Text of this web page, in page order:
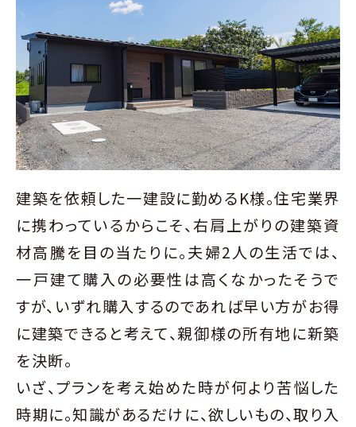
建築を依頼した一建設に勤めるK様。住宅業界
に携わっているからこそ、右肩上がりの建築資
材高騰を目の当たりに。夫婦2人の生活では、
一戸建て購入の必要性は高くなかったそうで
すが、いずれ購入するのであれば早い方がお得
に建築できると考えて、親御様の所有地に新築
を決断。
いざ、プランを考え始めた時が何より苦悩した
時期に。知識があるだけに、欲しいもの、取り入